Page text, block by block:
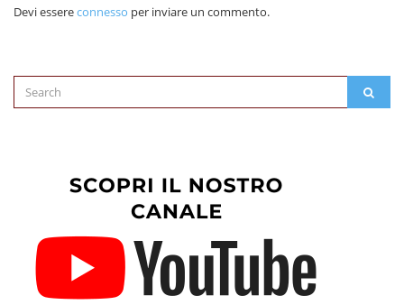
Devi essereconnesso per inviare un commento.
Search
for: